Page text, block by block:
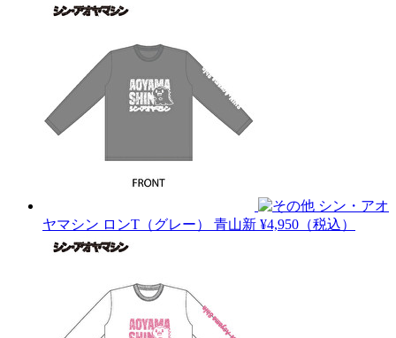
シン・アオ
ヤマシン ロンT（グレー） 青山新 ¥4,950（税込）